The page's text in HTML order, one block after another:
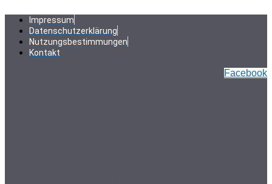
Inhalt
springen
Impressum
Datenschutzerklärung
Nutzungsbestimmungen
Kontakt
Facebook